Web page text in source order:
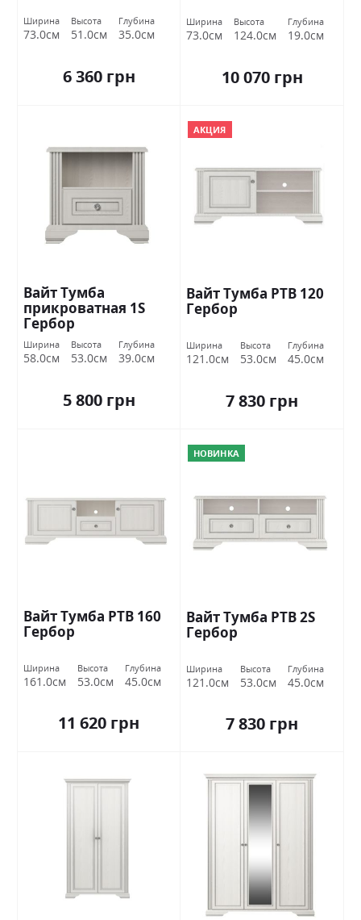
Ширина
73.0см
Высота
51.0см
Глубина
35.0см
6 360 грн
Ширина
73.0см
Высота
124.0см
Глубина
19.0см
10 070 грн
Вайт Тумба
прикроватная 1S
Гербор
Ширина
58.0см
Высота
53.0см
Глубина
39.0см
5 800 грн
АКЦИЯ
Вайт Тумба РТВ 120
Гербор
Ширина
121.0см
Высота
53.0см
Глубина
45.0см
7 830 грн
Вайт Тумба РТВ 160
Гербор
Ширина
161.0см
Высота
53.0см
Глубина
45.0см
11 620 грн
НОВИНКА
Вайт Тумба РТВ 2S
Гербор
Ширина
121.0см
Высота
53.0см
Глубина
45.0см
7 830 грн